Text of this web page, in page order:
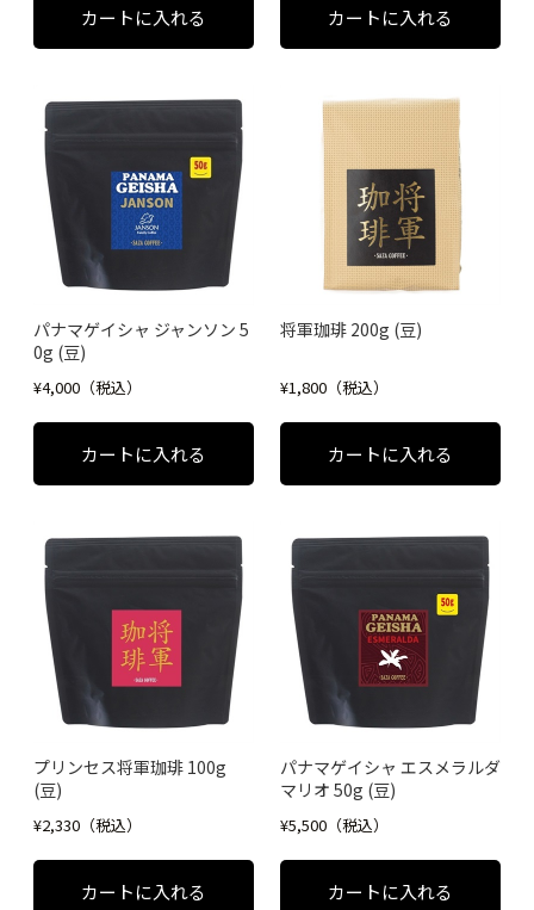
パナマゲイシャ ジャンソン 5
0g (豆)
¥4,000（税込）
将軍珈琲 200g (豆)
¥1,800（税込）
プリンセス将軍珈琲 100g
(豆)
¥2,330（税込）
パナマゲイシャ エスメラルダ
マリオ 50g (豆)
¥5,500（税込）